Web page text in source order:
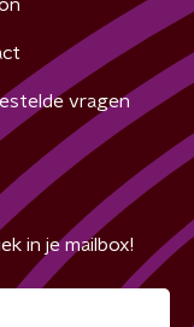
vragen
in je mailbox!